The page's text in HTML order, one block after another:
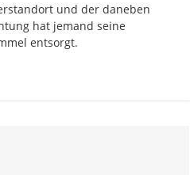
und der daneben
hat jemand seine
entsorgt.